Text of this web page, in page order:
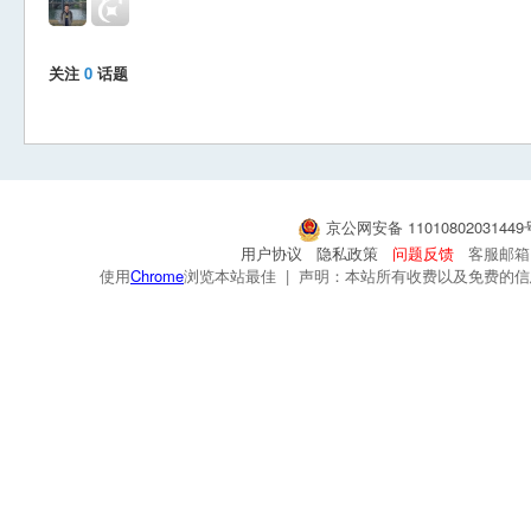
关注 0 话题
京公网安备
用户协议
隐私政策 问题反馈
客服邮
使用Chrome浏览本站最佳 | 声明：本站所有收费以及免费的